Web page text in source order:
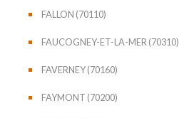
FALLON (70110)
FAUCOGNEY-ET-LA-MER (70310)
FAVERNEY (70160)
FAYMONT (70200)